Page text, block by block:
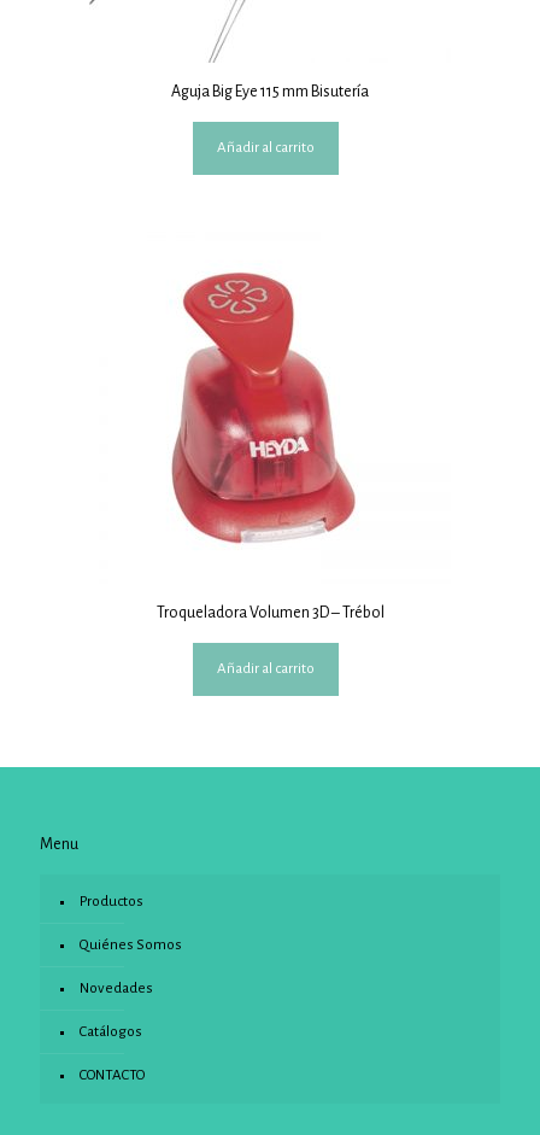
Aguja Big Eye 115 mm Bisutería
Añadir al carrito
Troqueladora Volumen 3D – Trébol
Añadir al carrito
Menu
Productos
Quiénes Somos
Novedades
Catálogos
CONTACTO